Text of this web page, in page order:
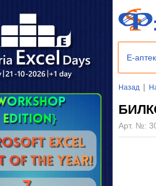
Е-
Назад |
Арт. №: